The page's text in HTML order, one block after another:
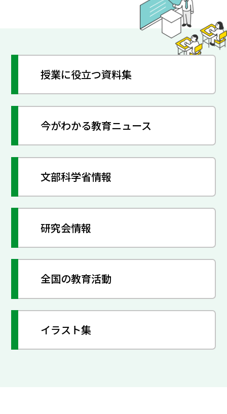
授業に役立つ資料集
今がわかる教育ニュース
文部科学省情報
研究会情報
全国の教育活動
イラスト集